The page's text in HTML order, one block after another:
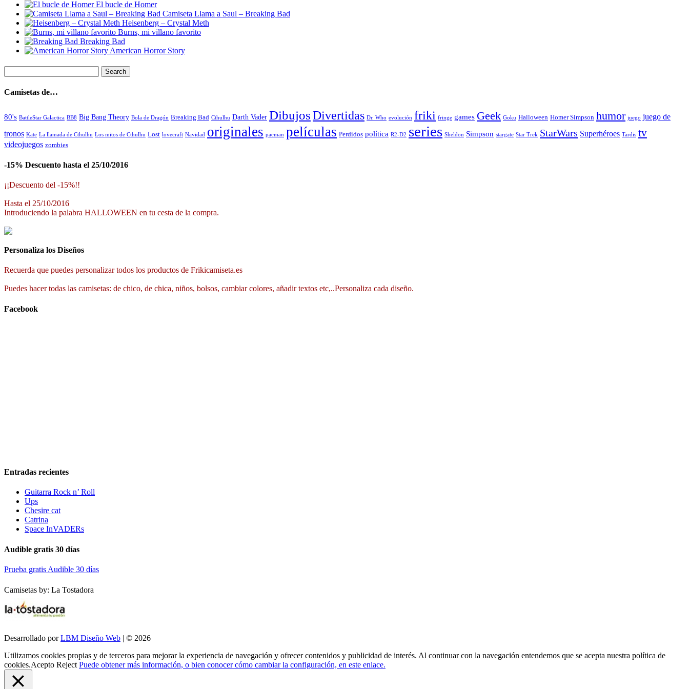
El bucle de Homer
Camiseta Llama a Saul – Breaking Bad
Heisenberg – Crystal Meth
Burns, mi villano favorito
Breaking Bad
American Horror Story
Camisetas de…
80's BattleStar Galactica BB8 Big Bang Theory Bola de Dragón Breaking Bad Cthulhu Darth Vader DibujosDivertidas Dr. Who evolución friki fringe games Geek Goku Halloween Homer Simpson humor juego juego de
tronos Kate La llamada de Cthulhu Los mitos de Cthulhu Lost lovecraft Navidad originales pacman películas Perdidos política R2-D2 series Sheldon Simpson stargate Star Trek StarWars Superhéroes Tardis tv
videojuegos zombies
-15% Descuento hasta el 25/10/2016
¡¡Descuento del -15%!!
Hasta el 25/10/2016
Introduciendo la palabra HALLOWEEN en tu cesta de la compra.
Personaliza los Diseños
Recuerda que puedes personalizar todos los productos de Frikicamiseta.es
Puedes hacer todas las camisetas: de chico, de chica, niños, bolsos, cambiar colores, añadir textos etc,..Personaliza cada diseño.
Facebook
Entradas recientes
Guitarra Rock n’ Roll
Ups
Chesire cat
Catrina
Space InVADERs
Audible gratis 30 días
Prueba gratis Audible 30 días
Camisetas by: La Tostadora
Desarrollado porLBM Diseño Web | © 2026
Utilizamos cookies propias y de terceros para mejorar la experiencia de navegación y ofrecer contenidos y publicidad de interés. Al continuar con la navegación entendemos que se acepta nuestra política de
cookies.Acepto Reject Puede obtener más información, o bien conocer cómo cambiar la configuración, en este enlace.